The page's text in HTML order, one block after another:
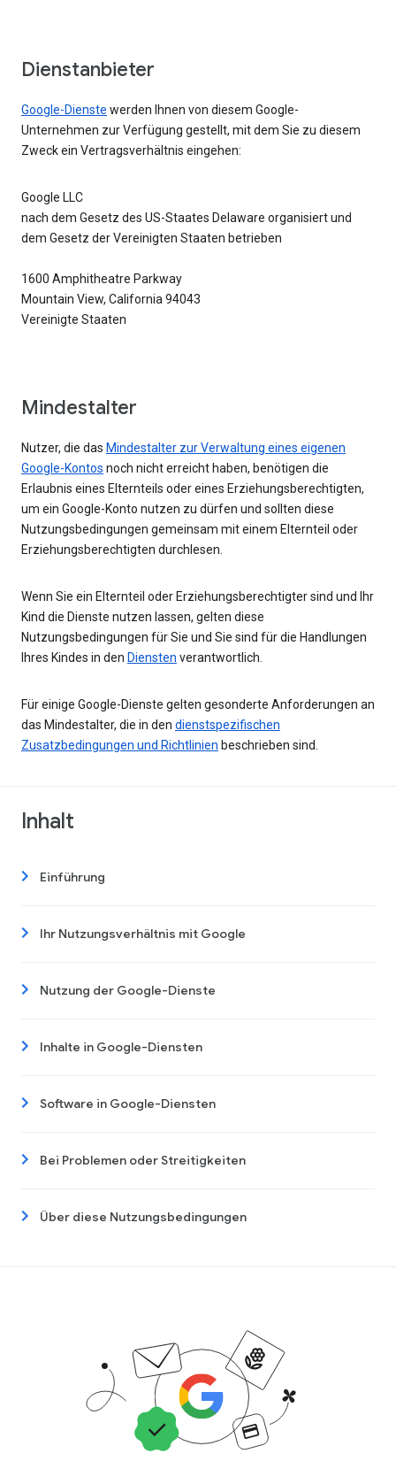
Dienstanbieter
Google-Dienste werden Ihnen von diesem Google-
Unternehmen zur Verfügung gestellt, mit dem Sie zu diesem
Zweck ein Vertragsverhältnis eingehen:
Google LLC
nach dem Gesetz des US-Staates Delaware organisiert und
dem Gesetz der Vereinigten Staaten betrieben
1600 Amphitheatre Parkway
Mountain View, California 94043
Vereinigte Staaten
Mindestalter
Nutzer, die das Mindestalter zur Verwaltung eines eigenen
Google-Kontos noch nicht erreicht haben, benötigen die
Erlaubnis eines Elternteils oder eines Erziehungsberechtigten,
um ein Google-Konto nutzen zu dürfen und sollten diese
Nutzungsbedingungen gemeinsam mit einem Elternteil oder
Erziehungsberechtigten durchlesen.
Wenn Sie ein Elternteil oder Erziehungsberechtigter sind und Ihr
Kind die Dienste nutzen lassen, gelten diese
Nutzungsbedingungen für Sie und Sie sind für die Handlungen
Ihres Kindes in den Diensten verantwortlich.
Für einige Google-Dienste gelten gesonderte Anforderungen an
das Mindestalter, die in den dienstspezifischen
Zusatzbedingungen und Richtlinien beschrieben sind.
Inhalt
Einführung
Ihr Nutzungsverhältnis mit Google
Nutzung der Google-Dienste
Inhalte in Google-Diensten
Software in Google-Diensten
Bei Problemen oder Streitigkeiten
Über diese Nutzungsbedingungen